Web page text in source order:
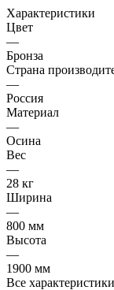
Характеристики
Цвет
—
Бронза
Страна
—
Россия
Материал
—
Осина
Вес
—
28 кг
Ширина
—
800 мм
Высота
—
1900 мм
Все характеристики